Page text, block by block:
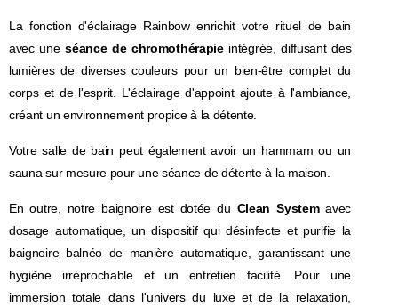
La fonction d'éclairage Rainbow enrichit votre rituel de bain
avec uneséance de chromothérapieintégrée, diffusant des
lumières de diverses couleurs pour un bien-être complet du
corps et de l'esprit. L'éclairage d'appoint ajoute à l'ambiance,
créant un environnement propice à la détente.
Votre salle de bain peut également avoir un hammam ou un
sauna sur mesure pour une séance de détente à la maison.
En outre, notre baignoire est dotée du Clean Systemavec
dosage automatique, un dispositif qui désinfecte et purifie la
baignoire balnéo de manière automatique, garantissant une
hygiène irréprochable et un entretien facilité. Pour une
immersion totale dans l'univers du luxe et de la relaxation,